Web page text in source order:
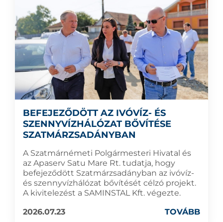
BEFEJEZŐDÖTT AZ IVÓVÍZ- ÉS
SZENNYVÍZHÁLÓZAT BŐVÍTÉSE
SZATMÁRZSADÁNYBAN
A Szatmárnémeti Polgármesteri Hivatal és
az Apaserv Satu Mare Rt. tudatja, hogy
befejeződött Szatmárzsadányban az ivóvíz-
és szennyvízhálózat bővítését célzó projekt.
A kivitelezést a SAMINSTAL Kft. végezte.
2026.07.23
TOVÁBB